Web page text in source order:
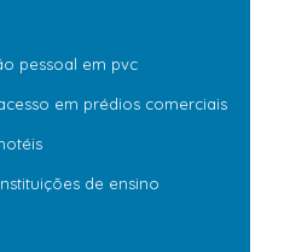
pessoal em pvc
em prédios comerciais
de ensino